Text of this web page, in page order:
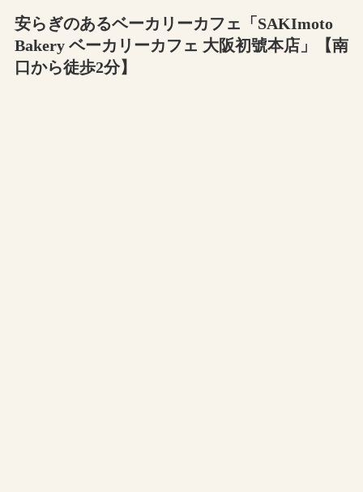
安らぎのあるベーカリーカフェ「SAKImoto
Bakery ベーカリーカフェ 大阪初號本店」【南
口から徒歩2分】